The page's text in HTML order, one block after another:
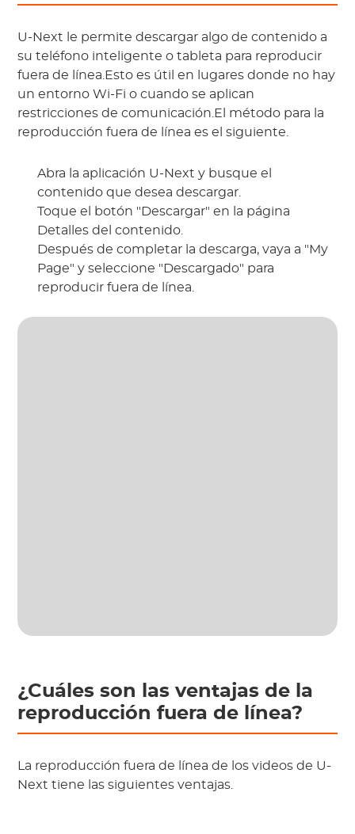
U-Next le permite descargar algo de contenido a
su teléfono inteligente o tableta para reproducir
fuera de línea.Esto es útil en lugares donde no hay
un entorno Wi-Fi o cuando se aplican
restricciones de comunicación.El método para la
reproducción fuera de línea es el siguiente.
Abra la aplicación U-Next y busque el
contenido que desea descargar.
Toque el botón "Descargar" en la página
Detalles del contenido.
Después de completar la descarga, vaya a "My
Page" y seleccione "Descargado" para
reproducir fuera de línea.
¿Cuáles son las ventajas de la
reproducción fuera de línea?
La reproducción fuera de línea de los videos de U-
Next tiene las siguientes ventajas.